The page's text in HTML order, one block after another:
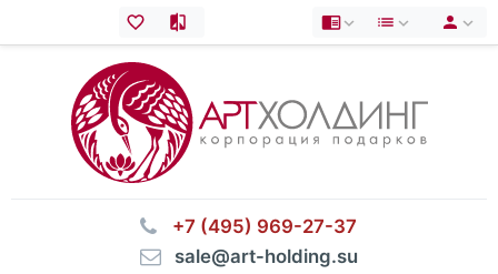
⠀+7 (495) 969-27-37
⠀sale@art-holding.su